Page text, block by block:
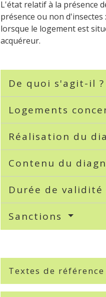
L'état relatif à la présence
présence ou non d'insectes
lorsque le logement est
acquéreur.
De quoi s'agit-il ?
Logements
Réalisation du
Contenu du
Durée de validité
Sanctions
Textes de référence